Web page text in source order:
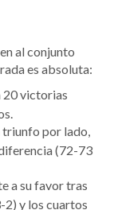
al conjunto
es absoluta:
victorias
por lado,
(72-73
a su favor tras
y los cuartos